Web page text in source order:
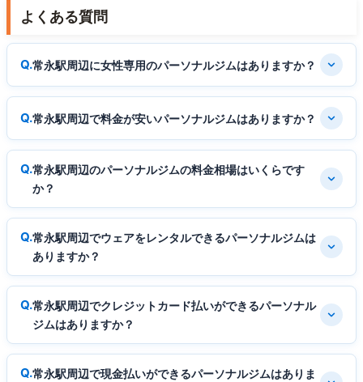
よくある質問
常永駅周辺に女性専用のパーソナルジムはありますか？
常永駅周辺で料金が安いパーソナルジムはありますか？
常永駅周辺のパーソナルジムの料金相場はいくらです
か？
常永駅周辺でウェアをレンタルできるパーソナルジムは
ありますか？
常永駅周辺でクレジットカード払いができるパーソナル
ジムはありますか？
常永駅周辺で現金払いができるパーソナルジムはありま